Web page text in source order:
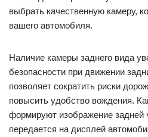
выбрать качественную камеру,
вашего автомобиля.
Наличие камеры заднего вида
безопасности при движении
позволяет сократить риски
повысить удобство вождения.
формируют изображение задней
передается на дисплей